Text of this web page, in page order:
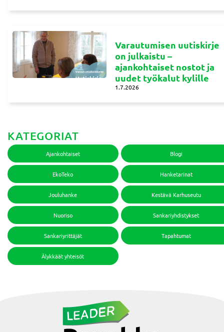
Varautumisen uutiskirje
on julkaistu –
ajankohtaiset nostot ja
uudet työkalut kylille
1.7.2026
KATEGORIAT
Ajankohtaiset Blogi
EkoTeko Hanketarinat
Jouluhanke Kestävä Karhuseutu
Nuoriso Sankariyhdistykset
Sankariyrittäjät Tapahtumat
Älykkäät yhteisöt